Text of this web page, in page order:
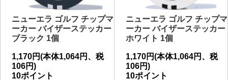
ニューエラ ゴルフ チップマ
ーカー バイザーステッカー
ブラック 1個
1,170円(本体1,064円、税
106円)
10ポイント
ニューエラ ゴルフ チップマ
ーカー バイザーステッカー
ホワイト 1個
1,170円(本体1,064円、税
106円)
10ポイント